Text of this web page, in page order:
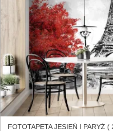
FOTOTAPETA JESIEŃ I PARYŻ (